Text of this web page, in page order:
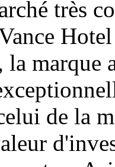
très
la marque
de la